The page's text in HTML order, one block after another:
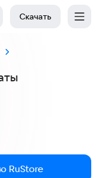
Скачать
RuStore